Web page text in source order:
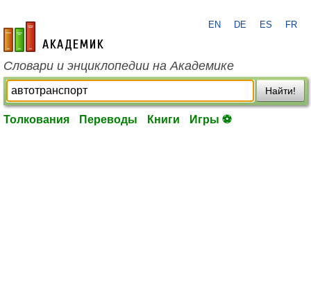
academic.ru
EN DE ES FR
Словари и энциклопедии на Академике
Найти!
Толкования Переводы Книги Игры ⚽